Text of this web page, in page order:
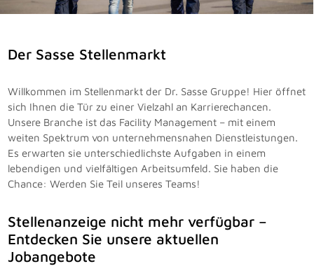
Der Sasse Stellenmarkt
Willkommen im Stellenmarkt der Dr. Sasse Gruppe! Hier öffnet
sich Ihnen die Tür zu einer Vielzahl an Karrierechancen.
Unsere Branche ist das Facility Management – mit einem
weiten Spektrum von unternehmensnahen Dienstleistungen.
Es erwarten sie unterschiedlichste Aufgaben in einem
lebendigen und vielfältigen Arbeitsumfeld. Sie haben die
Chance: Werden Sie Teil unseres Teams!
Stellenanzeige nicht mehr verfügbar –
Entdecken Sie unsere aktuellen
Jobangebote